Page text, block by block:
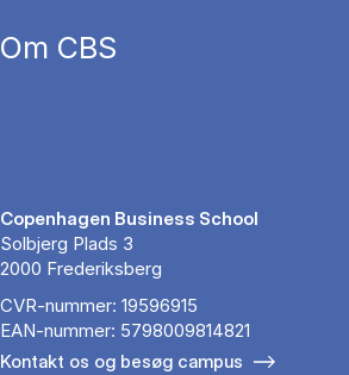
Om CBS
Copenhagen Business School
Solbjerg Plads 3
2000 Frederiksberg
CVR-nummer: 19596915
EAN-nummer: 5798009814821
Kontakt os og besøg campus